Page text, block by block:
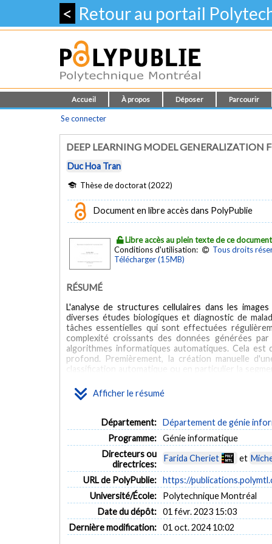
< Retour au portail
Accueil À propos Déposer Parcourir
Se connecter
DEEP LEARNING MODEL GENERALIZATION
Duc Hoa Tran
Thèse de doctorat (2022)
Document en libre accès dans PolyPublie
Libre accès au plein texte de ce document
Conditions d'utilisation:
Tous droits
Télécharger (15MB)
Afficher le résumé
RÉSUMÉ
L'analyse de structures cellulaires dans les
diverses études biologiques et diagnostic de
tâches essentielles qui sont effectuées
complexité croissants des données générées
algorithmes informatiques automatiques. Cela
profond. Premièrement, la création manuelle
classification automatique ou en particulier la
l'entrainement, les modèles d'apprentissage
complexité élevée du modèle en termes de
d'apprentissage profond existant parmi les
paramètres spécifiques de préparation
développer de nouvelles architectures et
l'applicabilité de ces algorithmes pour la
conditions expérimentales, telles que les types de
préparation d'échantillons et les catégories de
dépendance du modèle d'apprentissage profond
dans les images d'histopathologie. Nous avons
adaptable au domaine. Notre approche s'est
physiques dans le processus d'acquisition
avec des algorithmes classiques de traitement
pour générer des ensembles de données
Département: Département de génie
Programme: Génie informatique
Directeurs ou
directrices:
Farida Cheriet et
URL de PolyPublie: https://
Université/École:
Polytechnique Montréal
Date du dépôt: 01 févr. 2023 15:03
Dernière modification: 01 oct. 2024 10:02